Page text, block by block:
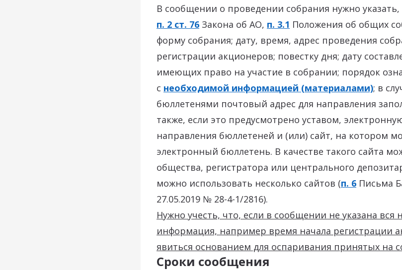
В сообщении о проведении собрания нужно указать,
п. 2 ст. 76 Закона об АО, п. 3.1 Положения об общих
форму собрания; дату, время, адрес проведения
регистрации акционеров; повестку дня; дату
имеющих право на участие в собрании; порядок
с необходимой информацией (материалами); в
бюллетенями почтовый адрес для направления
также, если это предусмотрено уставом,
направления бюллетеней и (или) сайт, на котором
электронный бюллетень. В качестве такого сайта
общества, регистратора или центрального
можно использовать несколько сайтов (п. 6 Письма
27.05.2019 № 28-4-1/2816).
Нужно учесть, что, если в сообщении не указана вся
информация, например время начала регистрации
явиться основанием для оспаривания принятых на
Сроки сообщения